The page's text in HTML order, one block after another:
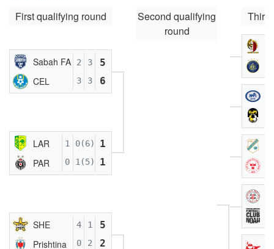
First qualifying round
Sabah FA
CEL
2
3
3
3
5
6
LAR
PAR
1
0
0(6)
1(5)
1
1
SHE
Prishtina
4
0
1
2
5
2
Second qualifying
round
Third